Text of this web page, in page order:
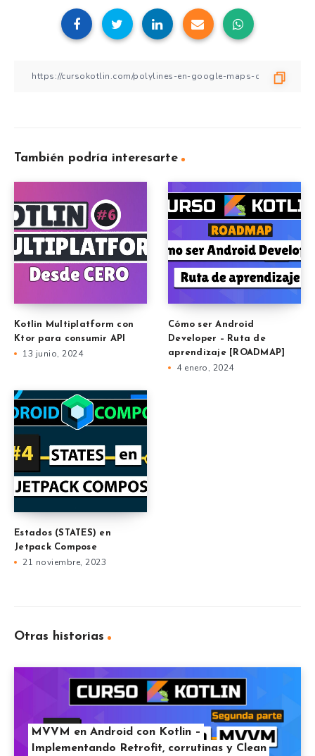
También podría interesarte
Kotlin Multiplatform con
Ktor para consumir API
13 junio, 2024
Cómo ser Android
Developer – Ruta de
aprendizaje [ROADMAP]
4 enero, 2024
Estados (STATES) en
Jetpack Compose
21 noviembre, 2023
Otras historias
MVVM en Android con Kotlin –
Implementando Retrofit, corrutinas y Clean